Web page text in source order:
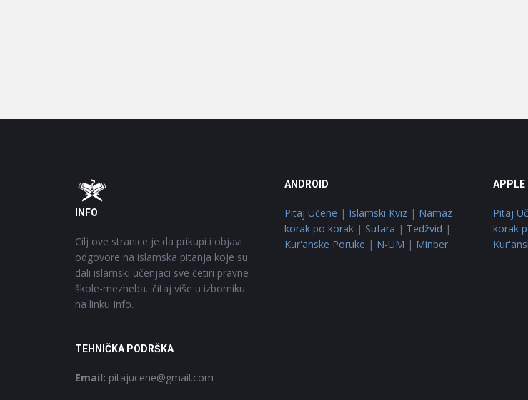
Footer
INFO
Cilj ove stranice je da prikupi i objavi
odgovore na islamska pitanja koje su
dali islamski učenjaci sve četiri pravne
škole-mezheba...čitaj više u izborniku
na linku Info.
TEHNIČKA PODRŠKA
Email: pitajucene@gmail.com
ANDROID
Pitaj Učene | Islamski Kviz| Namaz
korak po korak| Sufara | Tedžvid |
Kur'anske Poruke | N-UM | Minber
APPLE
Pitaj
korak